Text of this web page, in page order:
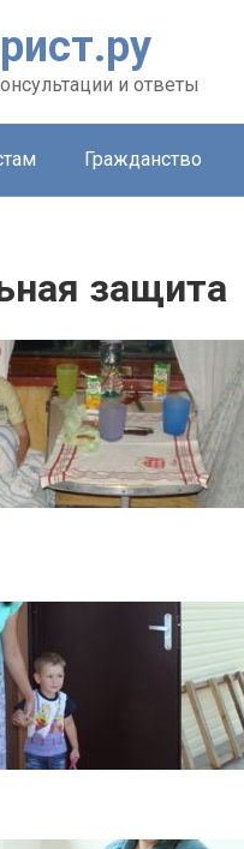
и ответы
Гражданство
защита